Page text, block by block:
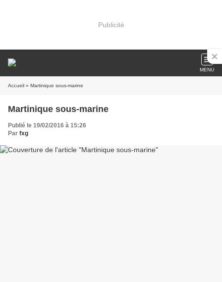
Publicité
MENU
Accueil » Martinique sous-marine
Martinique sous-marine
Publié le 19/02/2016 à 15:26
Par fxg